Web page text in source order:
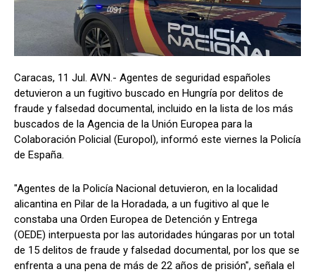
Caracas, 11 Jul. AVN.- Agentes de seguridad españoles
detuvieron a un fugitivo buscado en Hungría por delitos de
fraude y falsedad documental, incluido en la lista de los más
buscados de la Agencia de la Unión Europea para la
Colaboración Policial (Europol), informó este viernes la Policía
de España.
"Agentes de la Policía Nacional detuvieron, en la localidad
alicantina en Pilar de la Horadada, a un fugitivo al que le
constaba una Orden Europea de Detención y Entrega
(OEDE) interpuesta por las autoridades húngaras por un total
de 15 delitos de fraude y falsedad documental, por los que se
enfrenta a una pena de más de 22 años de prisión", señala el